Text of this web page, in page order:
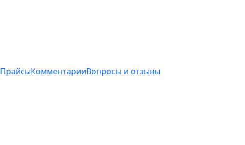
ПрайсыКомментарииВопросы и отзывы